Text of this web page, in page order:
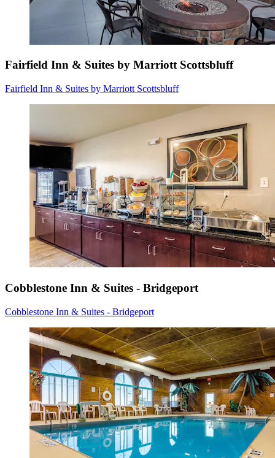
Fairfield Inn & Suites by Marriott Scottsbluff
Fairfield Inn & Suites by Marriott Scottsbluff
Cobblestone Inn & Suites - Bridgeport
Cobblestone Inn & Suites - Bridgeport